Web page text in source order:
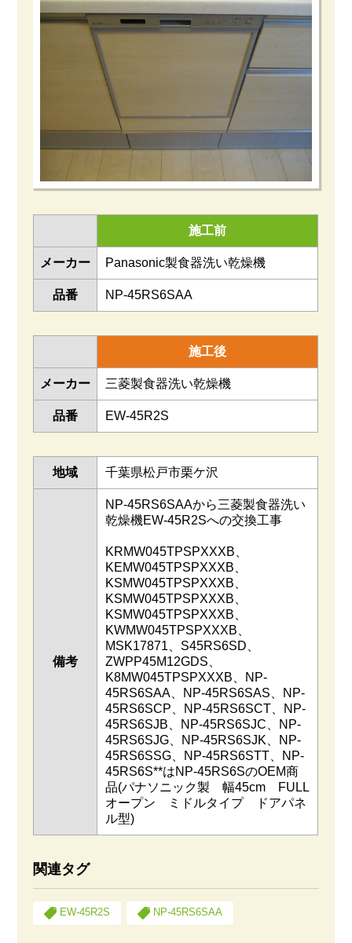
施工前
メーカー Panasonic製食器洗い乾燥機
品番 NP-45RS6SAA
施工後
メーカー 三菱製食器洗い乾燥機
品番 EW-45R2S
地域 千葉県松戸市栗ケ沢
備考
NP-45RS6SAAから三菱製食器洗い
乾燥機EW-45R2Sへの交換工事
KRMW045TPSPXXXB、
KEMW045TPSPXXXB、
KSMW045TPSPXXXB、
KSMW045TPSPXXXB、
KSMW045TPSPXXXB、
KWMW045TPSPXXXB、
MSK17871、S45RS6SD、
ZWPP45M12GDS、
K8MW045TPSPXXXB、NP-
45RS6SAA、NP-45RS6SAS、NP-
45RS6SCP、NP-45RS6SCT、NP-
45RS6SJB、NP-45RS6SJC、NP-
45RS6SJG、NP-45RS6SJK、NP-
45RS6SSG、NP-45RS6STT、NP-
45RS6S**はNP-45RS6SのOEM商
品(パナソニック製 幅45cm FULL
オープン ミドルタイプ ドアパネ
ル型)
関連タグ
EW-45R2S NP-45RS6SAA